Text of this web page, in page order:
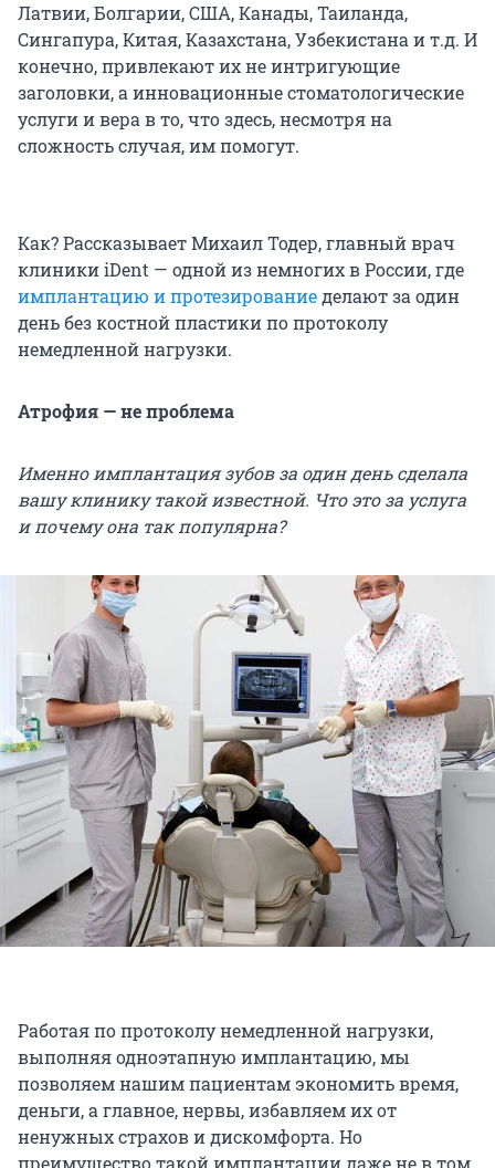
Латвии, Болгарии, США, Канады, Таиланда,
Сингапура, Китая, Казахстана, Узбекистана и т.д. И
конечно, привлекают их не интригующие
заголовки, а инновационные стоматологические
услуги и вера в то, что здесь, несмотря на
сложность случая, им помогут.
Как? Рассказывает Михаил Тодер, главный врач
клиники iDent — одной из немногих в России, где
имплантацию и протезированиеделают за один
день без костной пластики по протоколу
немедленной нагрузки.
Атрофия — не проблема
Именно имплантация зубов за один день сделала
вашу клинику такой известной. Что это за услуга
и почему она так популярна?
Работая по протоколу немедленной нагрузки,
выполняя одноэтапную имплантацию, мы
позволяем нашим пациентам экономить время,
деньги, а главное, нервы, избавляем их от
ненужных страхов и дискомфорта. Но
преимущество такой имплантации даже не в том,